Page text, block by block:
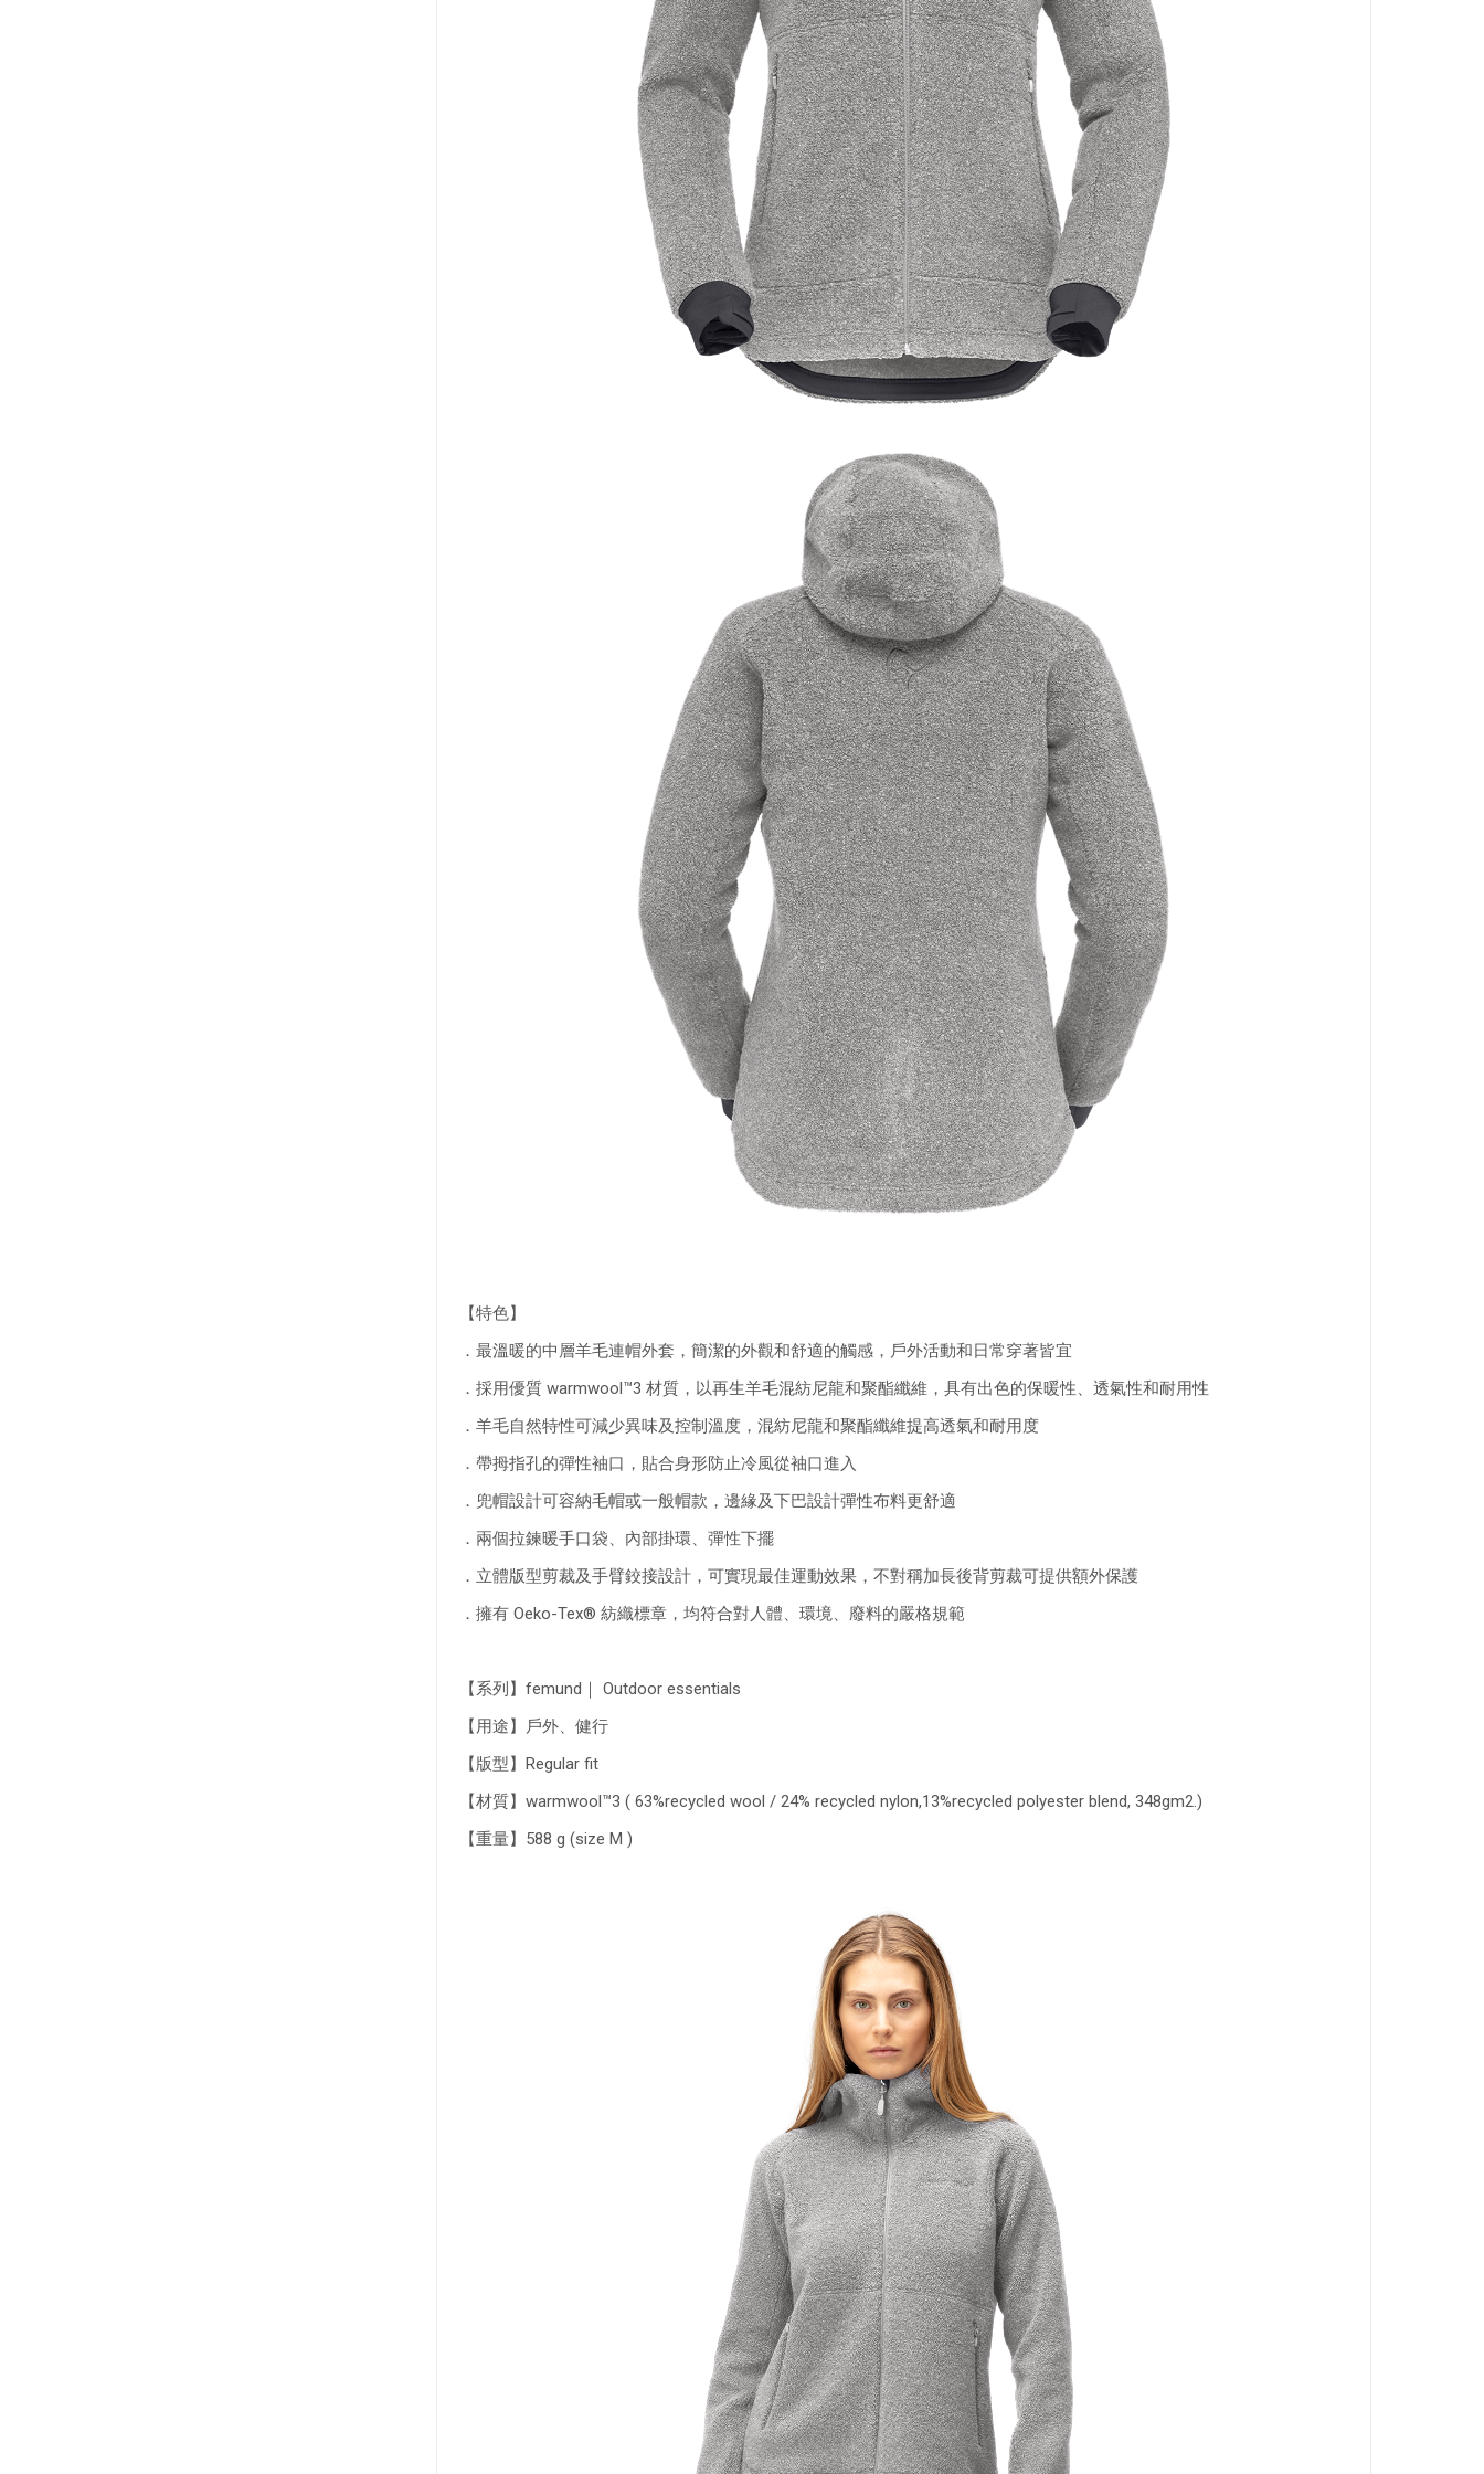
【特色】
．最溫暖的中層羊毛連帽外套，簡潔的外觀和舒適的觸感，戶外活動和日常穿著皆宜
．採用優質 warmwool™3 材質，以再生羊毛混紡尼龍和聚酯纖維，具有出色的保暖性、透氣性和耐用性
．羊毛自然特性可減少異味及控制溫度，混紡尼龍和聚酯纖維提高透氣和耐用度
．帶拇指孔的彈性袖口，貼合身形防止冷風從袖口進入
．兜帽設計可容納毛帽或一般帽款，邊緣及下巴設計彈性布料更舒適
．兩個拉鍊暖手口袋、內部掛環、彈性下擺
．立體版型剪裁及手臂鉸接設計，可實現最佳運動效果，不對稱加長後背剪裁可提供額外保護
．擁有 Oeko-Tex® 紡織標章，均符合對人體、環境、廢料的嚴格規範
【系列】femund｜ Outdoor essentials
【用途】戶外、健行
【版型】Regular fit
【材質】warmwool™3 ( 63%recycled wool / 24% recycled nylon,13%recycled polyester blend, 348gm2.)
【重量】588 g (size M )